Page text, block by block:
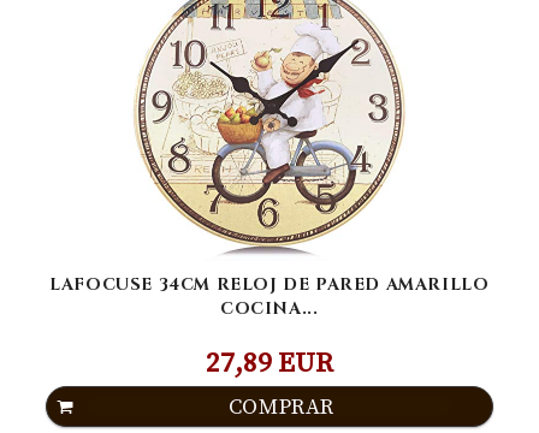
LAFOCUSE 34CM RELOJ DE PARED AMARILLO
COCINA...
27,89 EUR
COMPRAR